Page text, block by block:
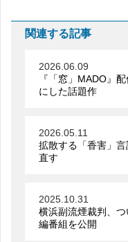
関連する記事
2026.06.09
『「窓」MADO』
にした話題作
2026.05.11
拡散する「香害」
直す
2025.10.31
横浜副流煙裁判、
編番組を公開